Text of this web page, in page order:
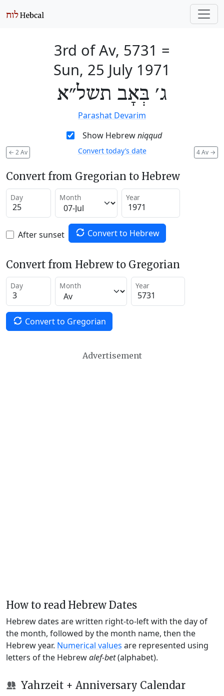
3rd of Av, 5731 =
Sun, 25 July 1971
ג׳ בְּאָב תשל״א
Parashat Devarim
Show Hebrewniqqud
← 2 Av 4 Av →
Convert today’s date
Convert from Gregorian to Hebrew
Day Month Year
After sunset Convert to Hebrew
Convert from Hebrew to Gregorian
Day Month Year
Convert to Gregorian
Advertisement
How to read Hebrew Dates
Hebrew dates are written right-to-left with the day of
the month, followed by the month name, then the
Hebrew year. Numerical values are represented using
letters of the Hebrewalef-bet(alphabet).
Yahrzeit + Anniversary Calendar